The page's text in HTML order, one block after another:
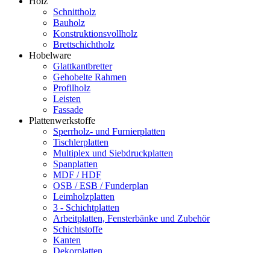
Schnittholz
Bauholz
Konstruktionsvollholz
Brettschichtholz
Hobelware
Glattkantbretter
Gehobelte Rahmen
Profilholz
Leisten
Fassade
Plattenwerkstoffe
Sperrholz- und Furnierplatten
Tischlerplatten
Multiplex und Siebdruckplatten
Spanplatten
MDF / HDF
OSB / ESB / Funderplan
Leimholzplatten
3 - Schichtplatten
Arbeitplatten, Fensterbänke und Zubehör
Schichtstoffe
Kanten
Dekorplatten